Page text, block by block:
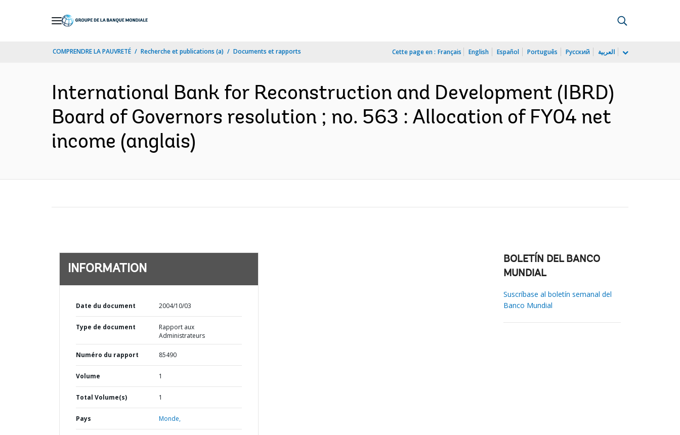
COMPRENDRE LA PAUVRETÉ Recherche et publications (a) Documents et rapports Cette page en : Français English Español Português Русский العربية
International Bank for Reconstruction and Development (IBRD)
Board of Governors resolution ; no. 563 : Allocation of FY04 net
income (anglais)
INFORMATION
Date du document 2004/10/03
Type de document
Rapport aux
Administrateurs
Numéro du rapport 85490
Volume 1
Total Volume(s) 1
Pays Monde,
BOLETÍN DEL BANCO
MUNDIAL
Suscríbase al boletín semanal del
Banco Mundial